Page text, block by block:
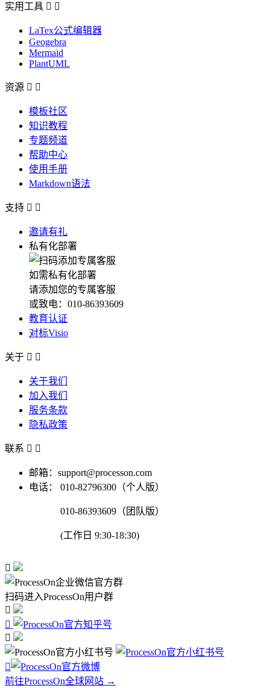
实用工具  
LaTex公式编辑器
Geogebra
Mermaid
PlantUML
资源  
模板社区
知识教程
专题频道
帮助中心
使用手册
Markdown语法
支持  
邀请有礼
私有化部署
如需私有化部署
请添加您的专属客服
或致电：010-86393609
教育认证
对标Visio
关于  
关于我们
加入我们
服务条款
隐私政策
联系  
邮箱：support@processon.com
电话：
010-82796300（个人版）
010-86393609（团队版）
(工作日 9:30-18:30)

扫码进入ProcessOn用户群




前往ProcessOn全球网站 →